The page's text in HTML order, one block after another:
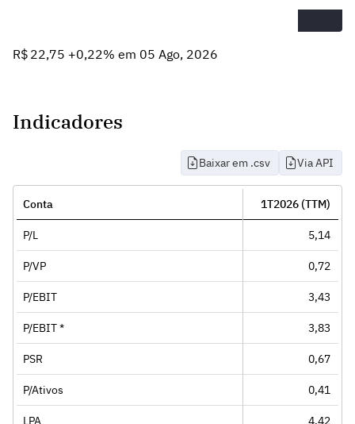
R$ 22,75 +0,22% em 05 Ago, 2026
Indicadores
Baixar em .csv Via API
Conta 1T2026 (TTM)
P/L 5,14
P/VP 0,72
P/EBIT 3,43
P/EBIT * 3,83
PSR 0,67
P/Ativos 0,41
LPA 4,42